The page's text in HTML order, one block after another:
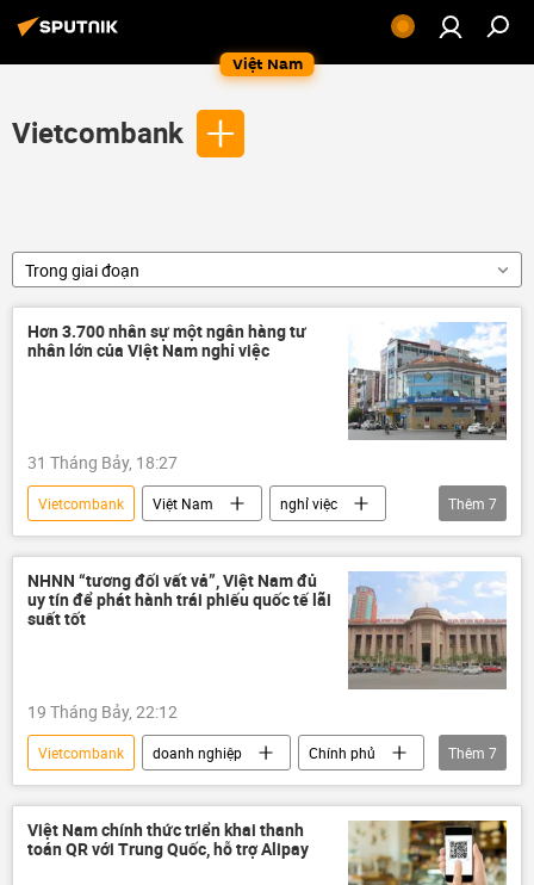
Việt Nam
Vietcombank
Trong giai đoạn
Hơn 3.700 nhân sự một ngân hàng tư
nhân lớn của Việt Nam nghỉ việc
31 Tháng Bảy, 18:27
Vietcombank Việt Nam
nghỉ việc
ngân hàng
trí tuệ nhân tạo
AI
Eximbank
Sacombank
công nghệ
doanh nghiệp
Thêm 7
NHNN “tương đối vất vả”, Việt Nam đủ
uy tín để phát hành trái phiếu quốc tế lãi
suất tốt
19 Tháng Bảy, 22:12
Vietcombank doanh nghiệp
Chính phủ
Bộ Tài Chính VN
Ngân hàng Nhà nước
Ngân hàng Nhà nước VN
Thái Lan
GDP
Malaysia Trung Quốc
Thêm 7
Việt Nam chính thức triển khai thanh
toán QR với Trung Quốc, hỗ trợ Alipay